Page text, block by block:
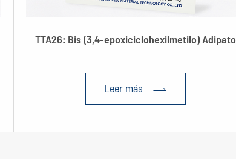
TTA26: Bis (3,4-epoxiciclohexilmetilo) Adipato
Leer más 